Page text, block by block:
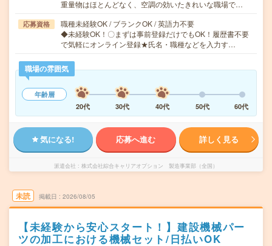
重量物はほとんどなく、空調の効いたきれいな職場で…
応募資格
職種未経験OK / ブランクOK / 英語力不要
◆未経験OK！〇まずは事前登録だけでもOK！履歴書不要
で気軽にオンライン登録★氏名・職種などを入力す…
職場の雰囲気
年齢層
20代
30代 40代 50代 60代
気になる! 応募へ進む 詳しく見る
派遣会社 株式会社綜合キャリアオプション 製造事業部（全国）
未読 掲載日 2026/08/05
【未経験から安心スタート！】建設機械パー
ツの加工における機械セット/日払いOK